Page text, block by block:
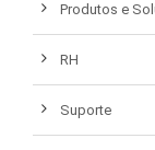
Produtos e
RH
Suporte